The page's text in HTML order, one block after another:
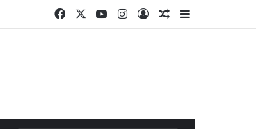
FacebookYouTubeInstagram
Log InArtigo Aleatório
Sidebar